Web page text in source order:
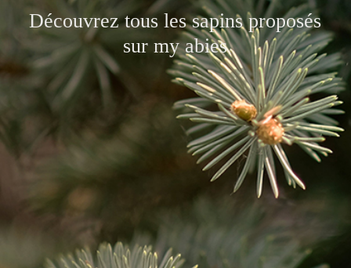
Découvrez tous les sapins proposés
sur my abies